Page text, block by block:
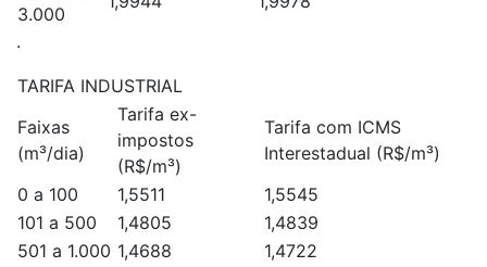
3.000
.
TARIFA INDUSTRIAL
Faixas
(m³/dia)
Tarifa ex-
impostos
(R$/m³)
Tarifa com ICMS
Interestadual (R$/m³)
0 a 100
1,5511
1,5545
101 a 500
1,4805
1,4839
501 a 1.000 1,4688
1,4722